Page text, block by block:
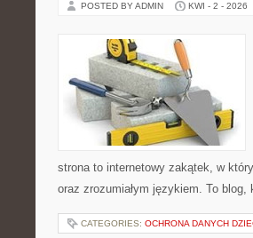
POSTED BY ADMIN KWI - 2 - 2026
strona to internetowy zakątek, w
oraz zrozumiałym językiem. To
CATEGORIES: OCHRONA DANYCH